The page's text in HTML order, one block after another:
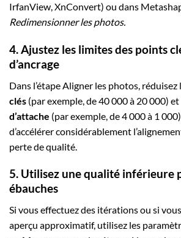
IrfanView, XnConvert) ou dans
Redimensionner les photos.
4. Ajustez les limites des points
d’ancrage
Dans l’étape Aligner les photos, réduisez
clés (par exemple, de 40 000 à 20 000) et
d’attache (par exemple, de 4 000 à 1
d’accélérer considérablement
perte de qualité.
5. Utilisez une qualité inférieure
ébauches
Si vous effectuez des itérations ou si
aperçu approximatif, utilisez les